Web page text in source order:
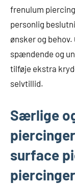
frenulum
personlig
ønsker og
spændende og
tilføje ekstra
selvtillid.
Særlige
surface
piercinger